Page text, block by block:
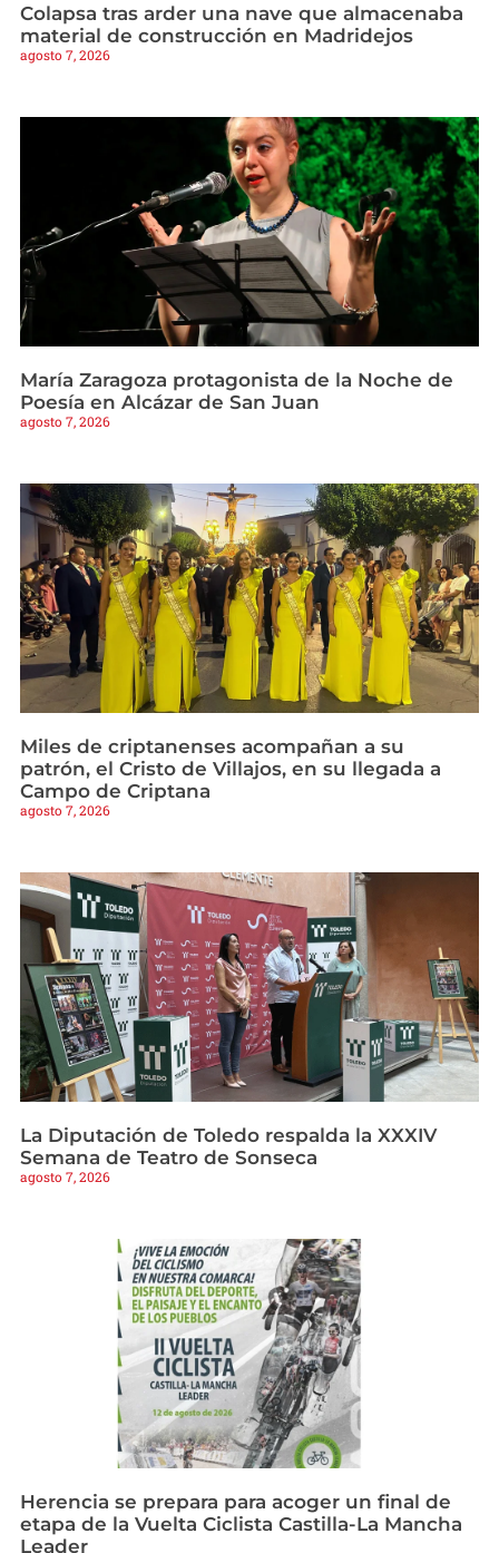
Colapsa tras arder una nave que almacenaba
material de construcción en Madridejos
agosto 7, 2026
María Zaragoza protagonista de la Noche de
Poesía en Alcázar de San Juan
agosto 7, 2026
Miles de criptanenses acompañan a su
patrón, el Cristo de Villajos, en su llegada a
Campo de Criptana
agosto 7, 2026
La Diputación de Toledo respalda la XXXIV
Semana de Teatro de Sonseca
agosto 7, 2026
Herencia se prepara para acoger un final de
etapa de la Vuelta Ciclista Castilla-La Mancha
Leader